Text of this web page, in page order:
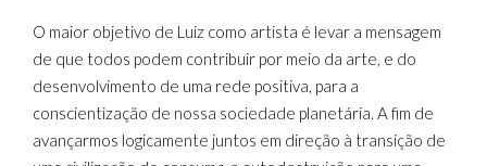
O maior objetivo de Luiz como artista é levar a mensagem
de que todos podem contribuir por meio da arte, e do
desenvolvimento de uma rede positiva, para a
conscientização de nossa sociedade planetária. A fim de
avançarmos logicamente juntos em direção à transição de